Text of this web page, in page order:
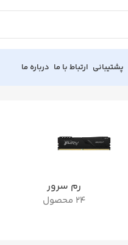
پشتیبانی ارتباط با ما درباره ما
رم سرور
24 محصول